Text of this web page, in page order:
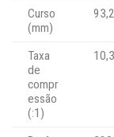
Curso
(mm)
93,2
Taxa
de
compr
essão
(:1)
10,3